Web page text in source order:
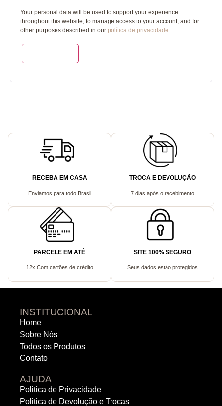
Your personal data will be used to support your experience
throughout this website, to manage access to your account, and for
other purposes described in our política de privacidade.
RECEBA EM CASA
Enviamos para todo Brasil
TROCA E DEVOLUÇÃO
7 dias após o recebimento
PARCELE EM ATÉ
12x Com cartões de crédito
SITE 100% SEGURO
Seus dados estão protegidos
INSTITUCIONAL
Home
Sobre Nós
Todos os Produtos
Contato
AJUDA
Politica de Privacidade
Politica de Devolução e Trocas